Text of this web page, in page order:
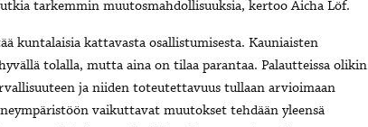
tarkemmin muutosmahdollisuuksia, kertoo Aicha Löf.
kuntalaisia kattavasta osallistumisesta. Kauniaisten
tolalla, mutta aina on tilaa parantaa. Palautteissa olikin
ja niiden toteutettavuus tullaan arvioimaan
vaikuttavat muutokset tehdään yleensä